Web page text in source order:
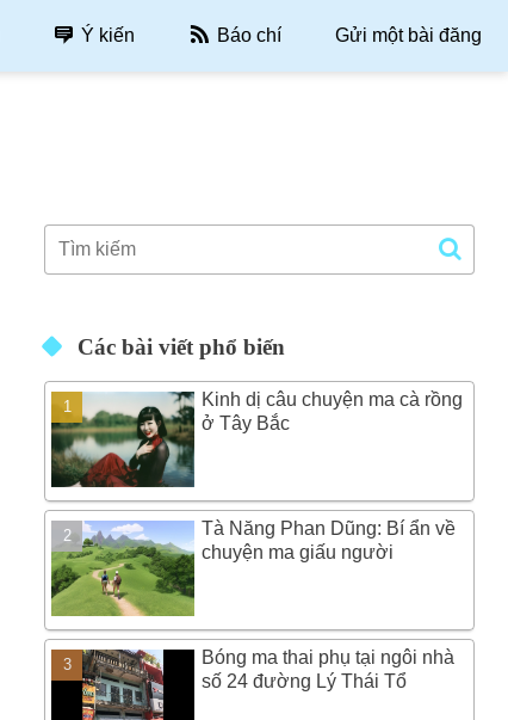
Ý kiến Báo chí Gửi một bài đăng
Các bài viết phổ biến
Kinh dị câu chuyện ma cà rồng
ở Tây Bắc
Tà Năng Phan Dũng: Bí ẩn về
chuyện ma giấu người
Bóng ma thai phụ tại ngôi nhà
số 24 đường Lý Thái Tổ